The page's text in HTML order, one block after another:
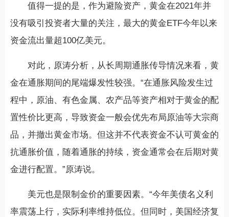
值得一提的是，作为避险资产，黄金在2021年并
没有吸引投资者大量的关注，最大的黄金ETF今年以来
资金流出量超100亿美元。
对此，原涛分析，从长周期通胀传导情况来看，黄
金在通胀期间的尾端爆发性较强。“在通胀风险发生过
程中，原油、有色金属、农产品等资产相对于黄金的配
置性价比更高，导致资金一般会优先布局原油等大宗商
品，并撤出黄金市场。但这并不代表资金不认可黄金的
抗通胀价值，随着通胀的持续，资金通常会在后期对黄
金进行配置。”原涛说。
美元也是限制金价的重要因素。“今年美债名义利
率震荡上行，实际利率维持低位。但同时，美国经济复